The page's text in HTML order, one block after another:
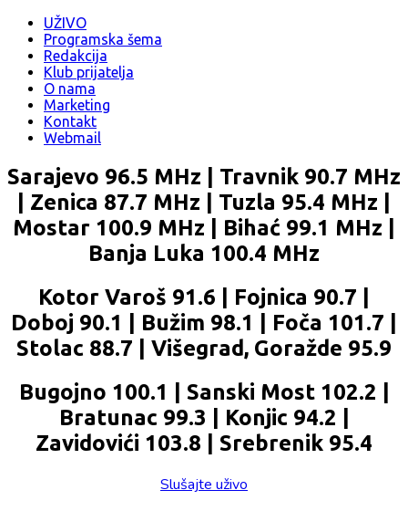
UŽIVO
Programska šema
Redakcija
Klub prijatelja
O nama
Marketing
Kontakt
Webmail
Sarajevo 96.5 MHz | Travnik 90.7 MHz
| Zenica 87.7 MHz | Tuzla 95.4 MHz |
Mostar 100.9 MHz | Bihać 99.1 MHz |
Banja Luka 100.4 MHz
Kotor Varoš 91.6 | Fojnica 90.7 |
Doboj 90.1 | Bužim 98.1 | Foča 101.7 |
Stolac 88.7 | Višegrad, Goražde 95.9
Bugojno 100.1 | Sanski Most 102.2 |
Bratunac 99.3 | Konjic 94.2 |
Zavidovići 103.8 | Srebrenik 95.4
Slušajte uživo